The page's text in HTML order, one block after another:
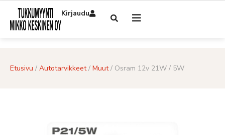
Kirjaudu
Etusivu / Autotarvikkeet/ Muut/ Osram 12v 21W / 5W